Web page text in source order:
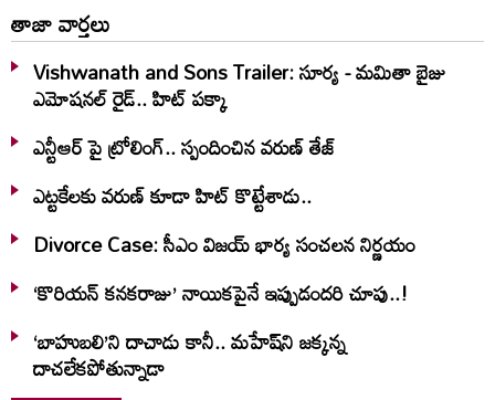
తాజా వార్తలు
Vishwanath and Sons Trailer: సూర్య - మమితా బైజు
ఎమోషనల్ రైడ్.. హిట్ పక్కా
ఎన్టీఆర్ పై ట్రోలింగ్.. స్పందించిన వరుణ్ తేజ్
ఎట్టకేలకు వరుణ్ కూడా హిట్ కొట్టేశాడు..
Divorce Case: సీఎం విజయ్ భార్య సంచలన నిర్ణయం
‘కొరియన్ కనకరాజు’ నాయికపైనే ఇప్పుడందరి చూపు..!
‘బాహుబలి’ని దాచాడు కానీ.. మహేష్‌ని జక్కన్న
దాచలేకపోతున్నాడా